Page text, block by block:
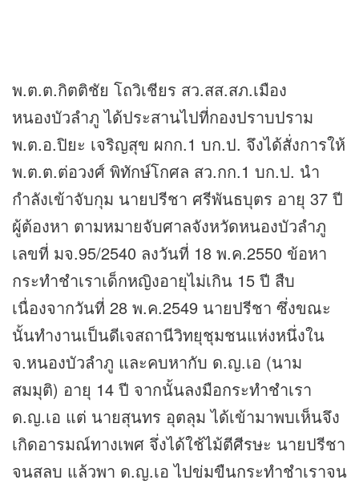
พ.ต.ต.กิตติชัย โถวิเชียร สว.สส.สภ.เมือง
หนองบัวลำภู ได้ประสานไปที่กองปราบปราม
พ.ต.อ.ปิยะ เจริญสุข ผกก.1 บก.ป. จึงได้สั่งการให้
พ.ต.ต.ต่อวงศ์ พิทักษ์โกศล สว.กก.1 บก.ป. นำ
กำลังเข้าจับกุม นายปรีชา ศรีพันธบุตร อายุ 37 ปี
ผู้ต้องหา ตามหมายจับศาลจังหวัดหนองบัวลำภู
เลขที่ มจ.95/2540 ลงวันที่ 18 พ.ค.2550 ข้อหา
กระทำชำเราเด็กหญิงอายุไม่เกิน 15 ปี สืบ
เนื่องจากวันที่ 28 พ.ค.2549 นายปรีชา ซึ่งขณะ
นั้นทำงานเป็นดีเจสถานีวิทยุชุมชนแห่งหนึ่งใน
จ.หนองบัวลำภู และคบหากับ ด.ญ.เอ (นาม
สมมุติ) อายุ 14 ปี จากนั้นลงมือกระทำชำเรา
ด.ญ.เอ แต่ นายสุนทร อุตลุม ได้เข้ามาพบเห็นจึง
เกิดอารมณ์ทางเพศ จึ่งได้ใช้ไม้ตีศีรษะ นายปรีชา
จนสลบ แล้วพา ด.ญ.เอ ไปข่มขืนกระทำชำเราจน